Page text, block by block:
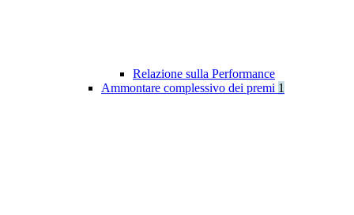
Relazione sulla Performance
Ammontare complessivo dei premi 1